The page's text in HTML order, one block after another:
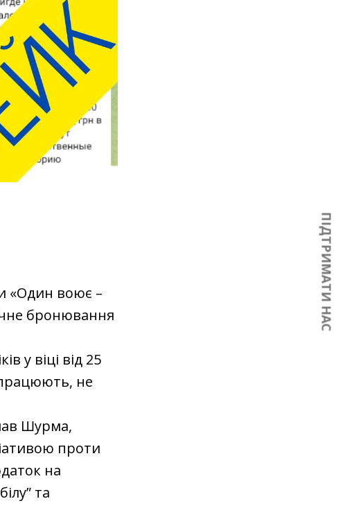
ПІДТРИМАТИ НАС
«Один воює –
бронювання
у віці від 25
працюють, не
Шурма,
проти
на
та